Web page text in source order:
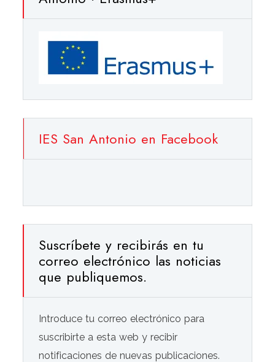
IES San Antonio en Facebook
Suscríbete y recibirás en tu
correo electrónico las noticias
que publiquemos.
Introduce tu correo electrónico para
suscribirte a esta web y recibir
notificaciones de nuevas publicaciones.